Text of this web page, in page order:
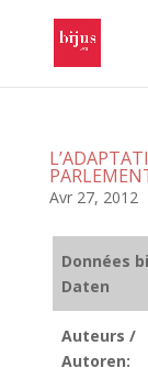
Avr 27, 2012
Données
Daten
Auteurs /
Autoren: